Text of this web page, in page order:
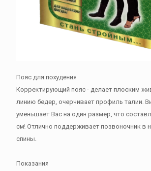
Пояс для похудения
Корректирующий пояс - делает плоским
линию бедер, очерчивает профиль талии.
уменьшает Вас на один размер, что
см! Отлично поддерживает позвоночник в
спины.
Показания